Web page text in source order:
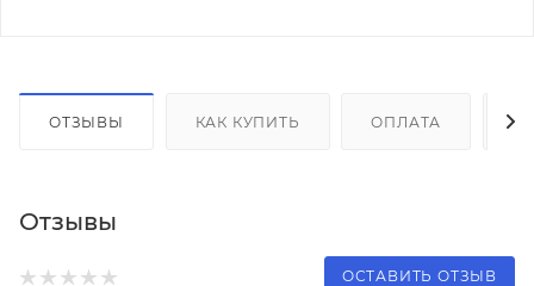
ОТЗЫВЫ КАК КУПИТЬ ОПЛАТА
Отзывы
ОСТАВИТЬ ОТЗЫВ